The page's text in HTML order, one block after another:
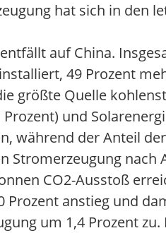
hat sich in den
auf China.
49 Prozent
größte Quelle
und
während der Anteil der
Stromerzeugung nach
CO2-Ausstoß
Prozent anstieg und
um 1,4 Prozent zu.